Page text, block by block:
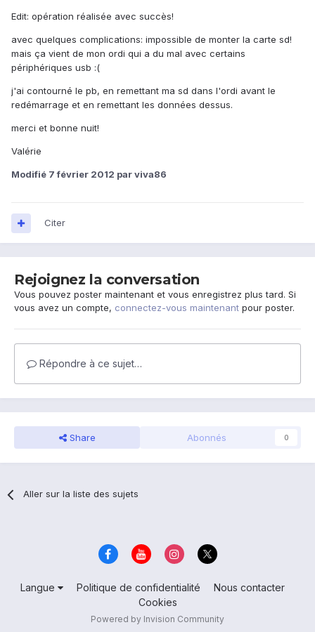
Edit: opération réalisée avec succès!
avec quelques complications: impossible de monter la carte sd!
mais ça vient de mon ordi qui a du mal avec certains
périphériques usb :(
j'ai contourné le pb, en remettant ma sd dans l'ordi avant le
redémarrage et en remettant les données dessus.
merci et bonne nuit!
Valérie
Modifié 7 février 2012 par viva86
Citer
Rejoignez la conversation
Vous pouvez poster maintenant et vous enregistrez plus tard. Si
vous avez un compte, connectez-vous maintenant pour poster.
Répondre à ce sujet…
Share Abonnés 0
Aller sur la liste des sujets
Langue Politique de confidentialité
Nous contacter
Cookies
Powered by Invision Community